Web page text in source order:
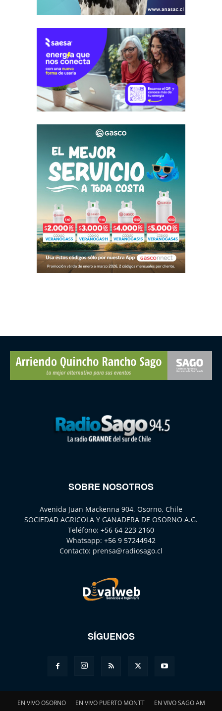
SOBRE NOSOTROS
Avenida Juan Mackenna 904, Osorno, Chile
SOCIEDAD AGRICOLA Y GANADERA DE OSORNO A.G.
Teléfono: +56 64 223 2160
Whatsapp: +56 9 57244942
Contacto: prensa@radiosago.cl
SÍGUENOS
EN VIVO OSORNO EN VIVO PUERTO MONTT EN VIVO SAGO AM